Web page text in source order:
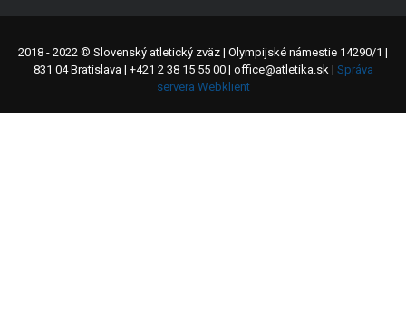
2018 - 2022 © Slovenský atletický zväz | Olympijské námestie 14290/1 |
831 04 Bratislava | +421 2 38 15 55 00 | office@atletika.sk | Správa
servera Webklient